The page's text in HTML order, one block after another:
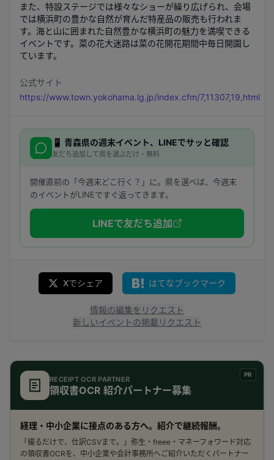
また、特設ステージでは様々なショーが繰り広げられ、会場
では横浜町の豊かな自然が育んだ特産品の販売も行われま
す。海と山に囲まれた自然豊かな横浜町の魅力を満喫できる
イベントです。菜の花大迷路は菜の花開花期間中毎日開園し
ています。
公式サイト
https://www.town.yokohama.lg.jp/index.cfm/7,11307,19,html
📱 青森県の週末イベント、LINEでサッと確認
友だち追加して県を選ぶだけ・無料
開催直前の「今週末どこ行く？」に。県を選べば、今週末
のイベントがLINEですぐ返ってきます。
LINEで友だち追加
Xでシェア はてなブックマーク
情報の編集をリクエスト
新しいイベントの掲載リクエスト
PR
RECEIPT OCR PARTNER
領収書OCR 紹介パートナー募集
経理・中小企業に接点のある方へ。紹介で継続報酬。
「撮るだけで、仕訳CSVまで。」弥生・freee・マネーフォワード対応
の領収書OCRを、中小企業や会計事務所へご紹介いただくパートナー